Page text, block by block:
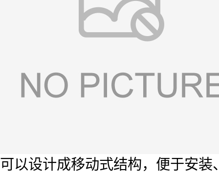
可以设计成移动式结构，便于安装